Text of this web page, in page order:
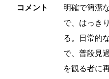
コメント
明確で簡潔
で、はっき
る。日常的
で、普段見
を観る者に